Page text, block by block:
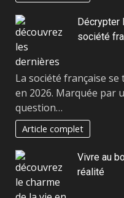
Décrypter
société
La société française
en 2026. Marquée par
question…
Article complet
Vivre au
réalité